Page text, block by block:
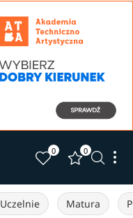
0 0
Uczelnie Matura